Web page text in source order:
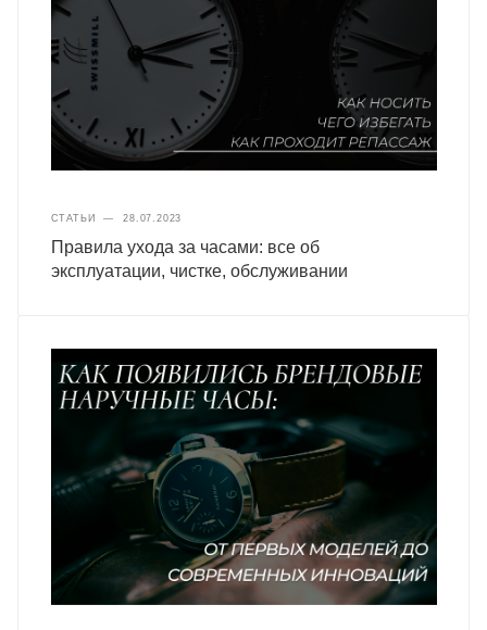
СТАТЬИ — 28.07.2023
Правила ухода за часами: все об
эксплуатации, чистке, обслуживании